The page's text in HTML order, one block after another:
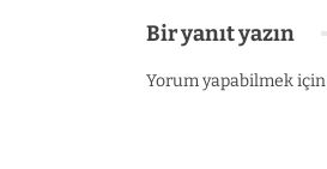
Bir yanıt yazın
Yorum yapabilmek için